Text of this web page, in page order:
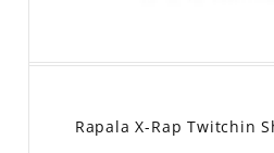
Rapala X-Rap Twitchin